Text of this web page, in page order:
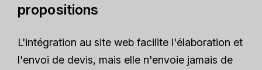
propositions
L'intégration au site web facilite l'élaboration et
l'envoi de devis, mais elle n'envoie jamais de